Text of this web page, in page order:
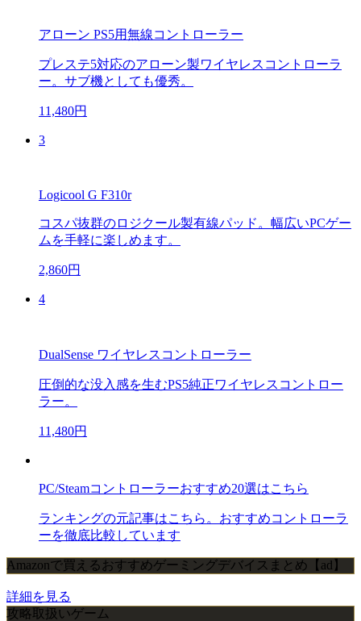
アローン PS5用無線コントローラー
プレステ5対応のアローン製ワイヤレスコントローラ
ー。サブ機としても優秀。
11,480円
3
Logicool G F310r
コスパ抜群のロジクール製有線パッド。幅広いPCゲー
ムを手軽に楽しめます。
2,860円
4
DualSense ワイヤレスコントローラー
圧倒的な没入感を生むPS5純正ワイヤレスコントロー
ラー。
11,480円
PC/Steamコントローラーおすすめ20選はこちら
ランキングの元記事はこちら。おすすめコントローラ
ーを徹底比較しています
Amazonで買えるおすすめゲーミングデバイスまとめ【ad】
詳細を見る
攻略取扱いゲーム